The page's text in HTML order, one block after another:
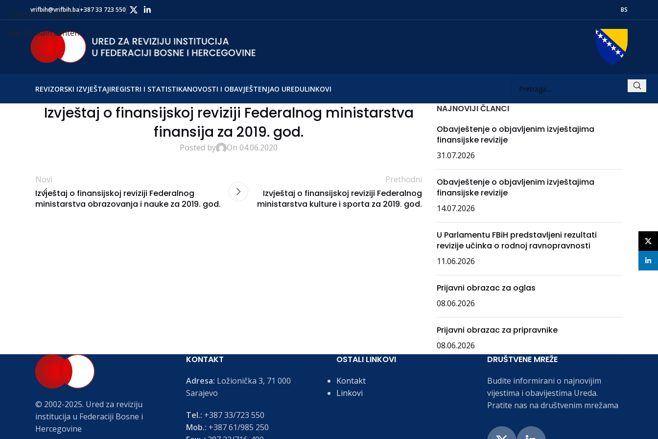
Skip to navigation
Skip to main content
vrifbih@vrifbih.ba+387 33 723 550 BS
REVIZORSKI IZVJEŠTAJIREGISTRI I STATISTIKANOVOSTI I OBAVJEŠTENJAO UREDULINKOVI
Izvještaj o finansijskoj reviziji Federalnog ministarstva
finansija za 2019. god.
Posted by On 04.06.2020
Novi
Izvještaj o finansijskoj reviziji Federalnog
ministarstva obrazovanja i nauke za 2019. god.
Prethodni
Izvještaj o finansijskoj reviziji Federalnog
ministarstva kulture i sporta za 2019. god.
NAJNOVIJI ČLANCI
Obavještenje o objavljenim izvještajima
finansijske revizije
31.07.2026
Obavještenje o objavljenim izvještajima
finansijske revizije
14.07.2026
U Parlamentu FBiH predstavljeni rezultati
revizije učinka o rodnoj ravnopravnosti
11.06.2026
Prijavni obrazac za oglas
08.06.2026
Prijavni obrazac za pripravnike
08.06.2026
© 2002-2025. Ured za reviziju
institucija u Federaciji Bosne i
Hercegovine
KONTAKT
Adresa: Ložionička 3, 71 000
Sarajevo
Tel.: +387 33/723 550
Mob.: +387 61/985 250
OSTALI LINKOVI
Kontakt
Linkovi
DRUŠTVENE MREŽE
Budite informirani o najnovijim
vijestima i obavijestima Ureda.
Pratite nas na društvenim mrežama